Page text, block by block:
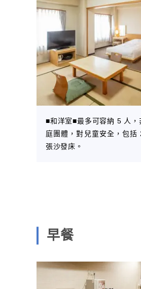
■和洋室■最多可容納 5 人，
庭團體，對兒童安全，包括
張沙發床。
早餐